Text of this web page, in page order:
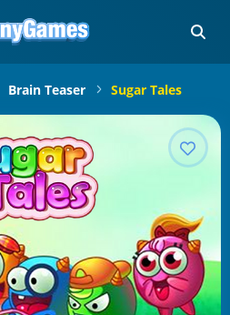
Brain Teaser Sugar Tales